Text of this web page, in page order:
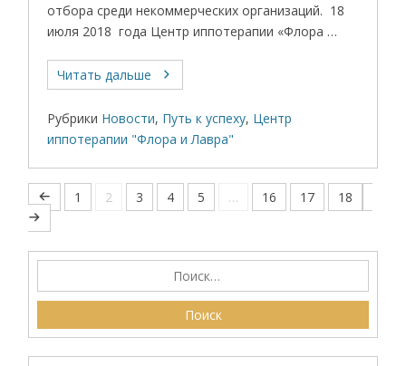
отбора среди некоммерческих организаций. 18
июля 2018 года Центр иппотерапии «Флора …
Читать дальше
Рубрики Новости, Путь к успеху, Центр
иппотерапии "Флора и Лавра"
1 2 3 4 5 … 16 17 18